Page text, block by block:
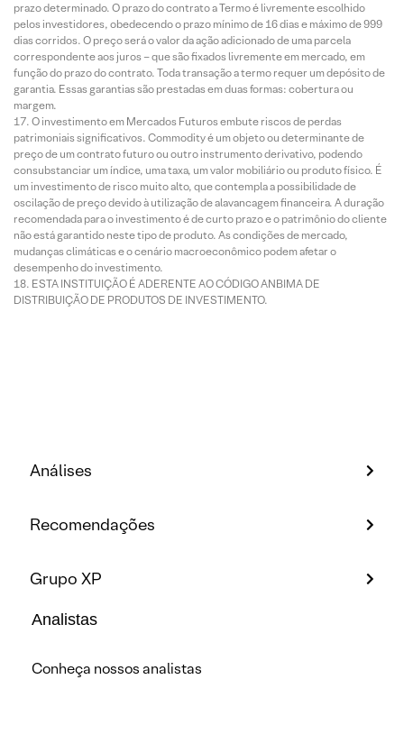
prazo determinado. O prazo do contrato a Termo é livremente escolhido
pelos investidores, obedecendo o prazo mínimo de 16 dias e máximo de 999
dias corridos. O preço será o valor da ação adicionado de uma parcela
correspondente aos juros – que são fixados livremente em mercado, em
função do prazo do contrato. Toda transação a termo requer um depósito de
garantia. Essas garantias são prestadas em duas formas: cobertura ou
margem.
O investimento em Mercados Futuros embute riscos de perdas
patrimoniais significativos. Commodity é um objeto ou determinante de
preço de um contrato futuro ou outro instrumento derivativo, podendo
consubstanciar um índice, uma taxa, um valor mobiliário ou produto físico. É
um investimento de risco muito alto, que contempla a possibilidade de
oscilação de preço devido à utilização de alavancagem financeira. A duração
recomendada para o investimento é de curto prazo e o patrimônio do cliente
não está garantido neste tipo de produto. As condições de mercado,
mudanças climáticas e o cenário macroeconômico podem afetar o
desempenho do investimento.
ESTA INSTITUIÇÃO É ADERENTE AO CÓDIGO ANBIMA DE
DISTRIBUIÇÃO DE PRODUTOS DE INVESTIMENTO.
Análises
Recomendações
Grupo XP
Analistas
Conheça nossos analistas